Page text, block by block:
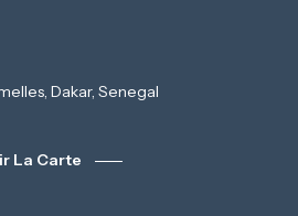
Dakar, Senegal
La Carte